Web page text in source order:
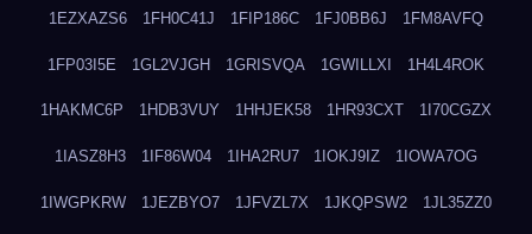
1EZXAZS6 1FH0C41J 1FIP186C 1FJ0BB6J 1FM8AVFQ
1FP03I5E 1GL2VJGH 1GRISVQA 1GWILLXI 1H4L4ROK
1HAKMC6P 1HDB3VUY 1HHJEK58 1HR93CXT 1I70CGZX
1IASZ8H3 1IF86W04 1IHA2RU7 1IOKJ9IZ 1IOWA7OG
1IWGPKRW 1JEZBYO7 1JFVZL7X 1JKQPSW2 1JL35ZZ0